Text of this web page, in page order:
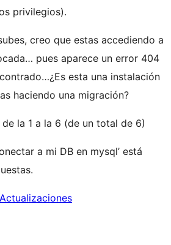
privilegios).
creo que estas accediendo a
pues aparece un error 404
esta una instalación
haciendo una migración?
la 1 a la 6 (de un total de 6)
a mi DB en mysql’ está